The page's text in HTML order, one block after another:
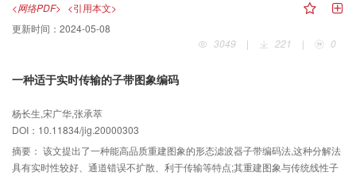
<网络PDF> <引用本文>
更新时间： 2024-05-08
3049
| 221 | 0
一种适于实时传输的子带图象编码
杨长生,宋广华,张承萃
DOI：10.11834/jig.20000303
摘要： 该文提出了一种能高品质重建图象的形态滤波器子带编码法,这种分解法
具有实时性较好、通道错误不扩散、利于传输等特点;其重建图象与传统线性子